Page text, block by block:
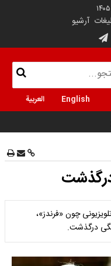
آرشیو
English العربية
درگذشت
چون «فرندز»،